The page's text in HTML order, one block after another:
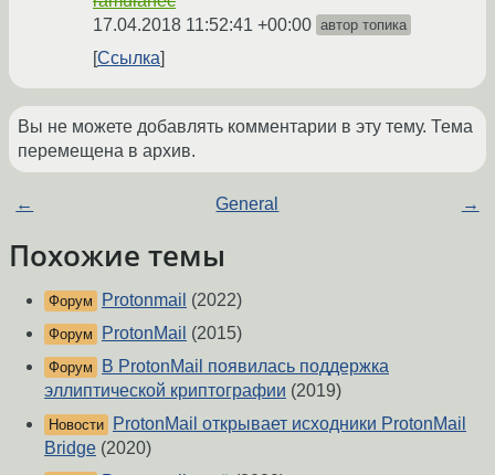
17.04.2018 11:52:41 +00:00 автор топика
Ссылка
Вы не можете добавлять комментарии в эту тему. Тема
перемещена в архив.
← General →
Похожие темы
Форум Protonmail (2022)
Форум ProtonMail (2015)
Форум
В ProtonMail появилась поддержка
эллиптической криптографии (2019)
Новости
ProtonMail открывает исходники ProtonMail
Bridge (2020)